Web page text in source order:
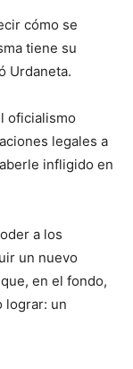
cómo se
tiene su
Urdaneta.
oficialismo
legales a
infligido en
a los
un nuevo
en el fondo,
lograr: un